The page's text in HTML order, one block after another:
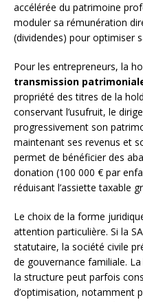
accélérée du patrimoine
moduler sa rémunération
(dividendes) pour optimiser
Pour les entrepreneurs, la
transmission
propriété des titres de la
conservant l’usufruit, le
progressivement son
maintenant ses revenus et
permet de bénéficier des
donation (100 000 € par
réduisant l’assiette taxable
Le choix de la forme
attention particulière. Si la
statutaire, la société civile
de gouvernance familiale. La
la structure peut parfois
d’optimisation, notamment